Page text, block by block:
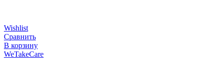
Wishlist
Сравнить
В корзину
WeTakeCare